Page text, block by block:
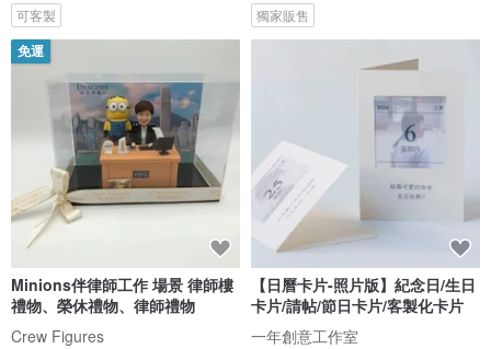
可客製 獨家販售
免運
Minions伴律師工作 場景 律師樓
禮物、榮休禮物、律師禮物
Crew Figures
【日曆卡片-照片版】紀念日/生日
卡片/請帖/節日卡片/客製化卡片
一年創意工作室